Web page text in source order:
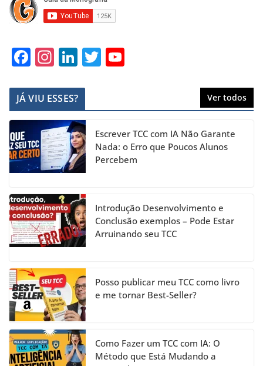
F
c
e
b
o
o
k
In
a
gr
a
m
Li
k
e
dI
n
T
er T
u
b
e
h
a
n
el
JÁ VIU ESSES? Ver todos
Escrever TCC com IA Não Garante
Nada: o Erro que Poucos Alunos
Percebem
Introdução Desenvolvimento e
Conclusão exemplos – Pode Estar
Arruinando seu TCC
Posso publicar meu TCC como livro
e me tornar Best-Seller?
Como Fazer um TCC com IA: O
Método que Está Mudando a